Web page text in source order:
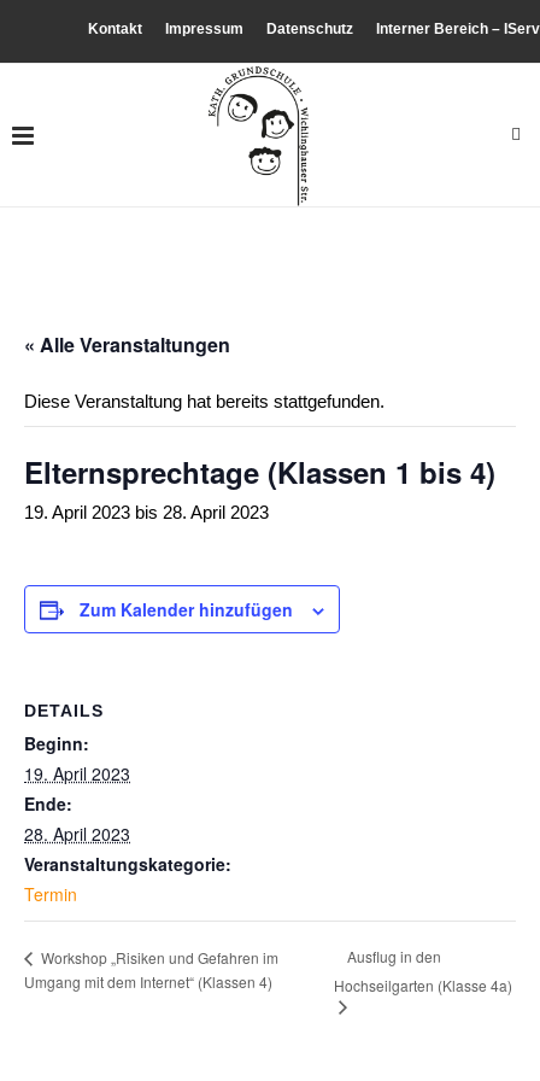
Kontakt Impressum Datenschutz Interner Bereich – IServ
« Alle Veranstaltungen
Diese Veranstaltung hat bereits stattgefunden.
Elternsprechtage (Klassen 1 bis 4)
19. April 2023 bis 28. April 2023
Zum Kalender hinzufügen
DETAILS
Beginn:
19. April 2023
Ende:
28. April 2023
Veranstaltungskategorie:
Termin
Workshop „Risiken und Gefahren im
Umgang mit dem Internet“ (Klassen 4)
Ausflug in den
Hochseilgarten (Klasse 4a)